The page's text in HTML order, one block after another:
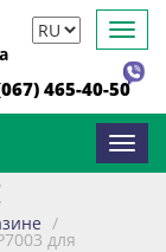
465-40-50
/
для